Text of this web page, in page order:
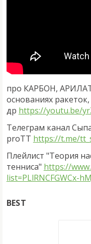
про КАРБОН,
основаниях
др https://youtu.be/
Телеграм канал
proTT https://t.me/
Плейлист "Теория
тенниса" https://
list=PLlRNCFGWCx-
BEST